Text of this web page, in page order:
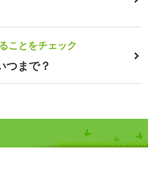
ことをチェック
つまで？